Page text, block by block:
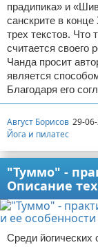
прадипика» и
санскрите в
трех текстов. Что
считается своего
Чанда просит
является
Благодаря его
Август Борисов 29-
Йога и пилатес
"Туммо" -
Описание
Среди йогических